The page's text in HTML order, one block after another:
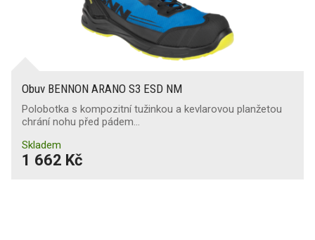
Obuv BENNON ARANO S3 ESD NM
Polobotka s kompozitní tužinkou a kevlarovou planžetou
chrání nohu před pádem…
Skladem
1 662 Kč